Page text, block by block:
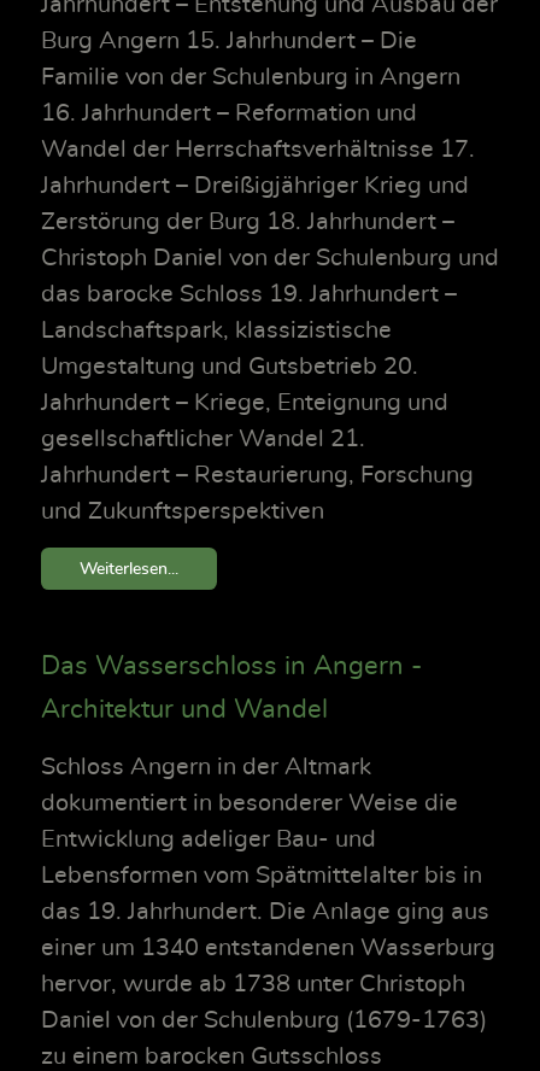
Burg Angern 15. Jahrhundert – Die
Familie von der Schulenburg in Angern
16. Jahrhundert – Reformation und
Wandel der Herrschaftsverhältnisse 17.
Jahrhundert – Dreißigjähriger Krieg und
Zerstörung der Burg 18. Jahrhundert –
Christoph Daniel von der Schulenburg und
das barocke Schloss 19. Jahrhundert –
Landschaftspark, klassizistische
Umgestaltung und Gutsbetrieb 20.
Jahrhundert – Kriege, Enteignung und
gesellschaftlicher Wandel 21.
Jahrhundert – Restaurierung, Forschung
und Zukunftsperspektiven
Weiterlesen...
Das Wasserschloss in Angern -
Architektur und Wandel
Schloss Angern in der Altmark
dokumentiert in besonderer Weise die
Entwicklung adeliger Bau- und
Lebensformen vom Spätmittelalter bis in
das 19. Jahrhundert. Die Anlage ging aus
einer um 1340 entstandenen Wasserburg
hervor, wurde ab 1738 unter Christoph
Daniel von der Schulenburg (1679-1763)
zu einem barocken Gutsschloss